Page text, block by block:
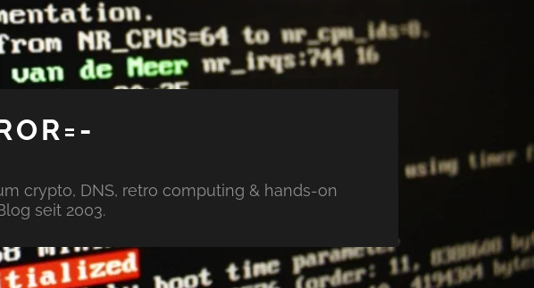
crypto, DNS, retro computing & hands-on
seit 2003.